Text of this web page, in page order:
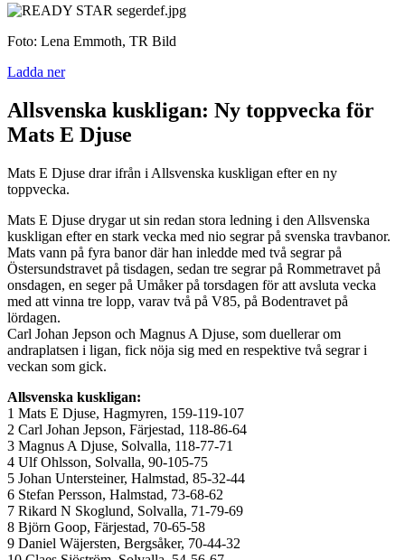
Foto: Lena Emmoth, TR Bild
Ladda ner
Allsvenska kuskligan: Ny toppvecka för
Mats E Djuse
Mats E Djuse drar ifrån i Allsvenska kuskligan efter en ny
toppvecka.
Mats E Djuse drygar ut sin redan stora ledning i den Allsvenska
kuskligan efter en stark vecka med nio segrar på svenska travbanor.
Mats vann på fyra banor där han inledde med två segrar på
Östersundstravet på tisdagen, sedan tre segrar på Rommetravet på
onsdagen, en seger på Umåker på torsdagen för att avsluta vecka
med att vinna tre lopp, varav två på V85, på Bodentravet på
lördagen.
Carl Johan Jepson och Magnus A Djuse, som duellerar om
andraplatsen i ligan, fick nöja sig med en respektive två segrar i
veckan som gick.
Allsvenska kuskligan:
1 Mats E Djuse, Hagmyren, 159-119-107
2 Carl Johan Jepson, Färjestad, 118-86-64
3 Magnus A Djuse, Solvalla, 118-77-71
4 Ulf Ohlsson, Solvalla, 90-105-75
5 Johan Untersteiner, Halmstad, 85-32-44
6 Stefan Persson, Halmstad, 73-68-62
7 Rikard N Skoglund, Solvalla, 71-79-69
8 Björn Goop, Färjestad, 70-65-58
9 Daniel Wäjersten, Bergsåker, 70-44-32